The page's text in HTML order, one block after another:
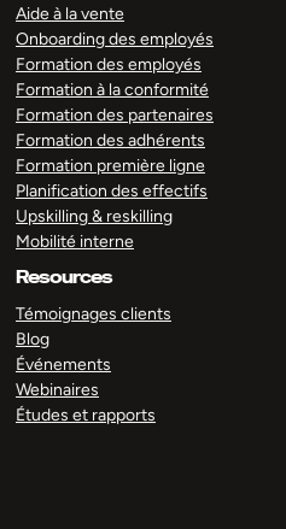
Aide à la vente
Onboarding des employés
Formation des employés
Formation à la conformité
Formation des partenaires
Formation des adhérents
Formation première ligne
Planification des effectifs
Upskilling & reskilling
Mobilité interne
Resources
Témoignages clients
Blog
Événements
Webinaires
Études et rapports